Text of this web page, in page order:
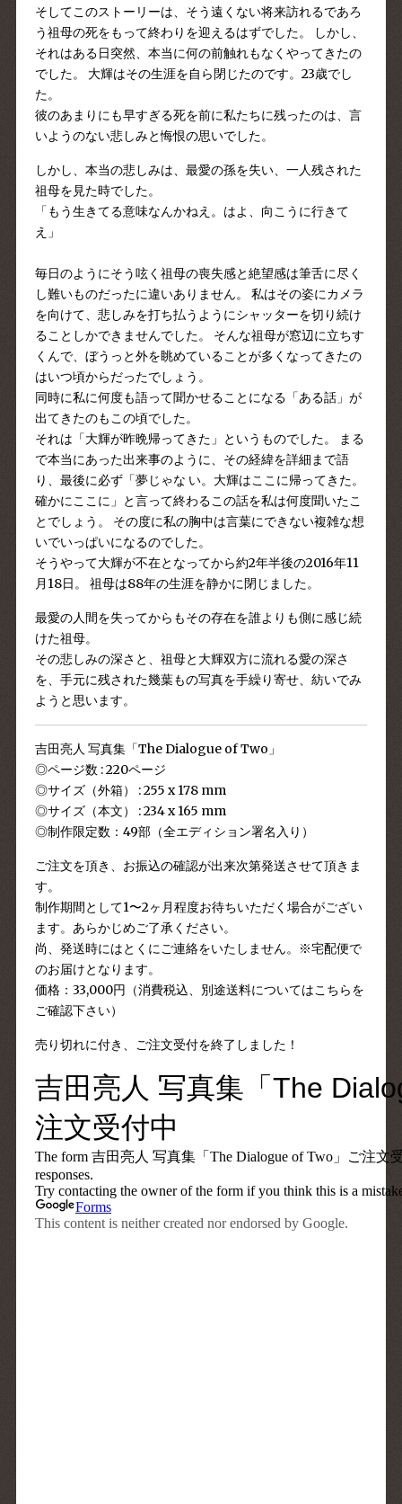
そしてこのストーリーは、そう遠くない将来訪れるであろ
う祖母の死をもって終わりを迎えるはずでした。 しかし、
それはある日突然、本当に何の前触れもなくやってきたの
でした。 大輝はその生涯を自ら閉じたのです。23歳でし
た。
彼のあまりにも早すぎる死を前に私たちに残ったのは、言
いようのない悲しみと悔恨の思いでした。
しかし、本当の悲しみは、最愛の孫を失い、一人残された
祖母を見た時でした。
「もう生きてる意味なんかねえ。はよ、向こうに行きて
え」
毎日のようにそう呟く祖母の喪失感と絶望感は筆舌に尽く
し難いものだったに違いありません。 私はその姿にカメラ
を向けて、悲しみを打ち払うようにシャッターを切り続け
ることしかできませんでした。 そんな祖母が窓辺に立ちす
くんで、ぼうっと外を眺めていることが多くなってきたの
はいつ頃からだったでしょう。
同時に私に何度も語って聞かせることになる「ある話」が
出てきたのもこの頃でした。
それは「大輝が昨晩帰ってきた」というものでした。 まる
で本当にあった出来事のように、その経緯を詳細まで語
り、最後に必ず「夢じゃな い。大輝はここに帰ってきた。
確かにここに」と言って終わるこの話を私は何度聞いたこ
とでしょう。 その度に私の胸中は言葉にできない複雑な想
いでいっぱいになるのでした。
そうやって大輝が不在となってから約2年半後の2016年11
月18日。 祖母は88年の生涯を静かに閉じました。
最愛の人間を失ってからもその存在を誰よりも側に感じ続
けた祖母。
その悲しみの深さと、祖母と大輝双方に流れる愛の深さ
を、手元に残された幾葉もの写真を手繰り寄せ、紡いでみ
ようと思います。
吉田亮人 写真集「The Dialogue of Two」
◎ページ数 : 220ページ
◎サイズ（外箱） : 255 x 178 mm
◎サイズ（本文） : 234 x 165 mm
◎制作限定数：49部（全エディション署名入り）
ご注文を頂き、お振込の確認が出来次第発送させて頂きま
す。
制作期間として1〜2ヶ月程度お待ちいただく場合がござい
ます。 あらかじめご了承ください。
尚、発送時にはとくにご連絡をいたしません。※宅配便で
のお届けとなります。
価格：33,000円（消費税込、別途送料についてはこちらを
ご確認下さい）
売り切れに付き、ご注文受付を終了しました！